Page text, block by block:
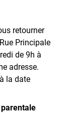
retourner
Principale
de 9h à
adresse.
la date